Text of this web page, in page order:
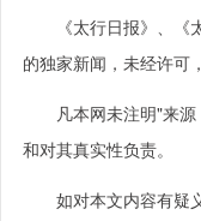
《太行日报》、
的独家新闻，未经许可
凡本网未注明"来
和对其真实性负责。
如对本文内容有疑